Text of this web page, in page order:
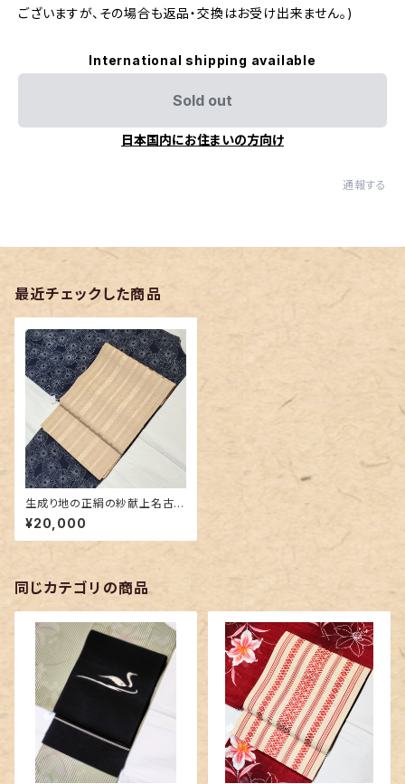
ございますが、その場合も返品・交換はお受け出来ません。)
International shipping available
Sold out
日本国内にお住まいの方向け
通報する
最近チェックした商品
生成り地の正絹の紗献上名古屋
帯
¥20,000
同じカテゴリの商品